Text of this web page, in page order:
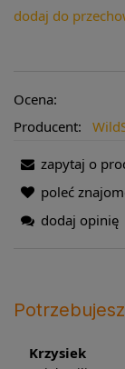
dodaj do
Ocena:
Producent:
zapytaj o
poleć
dodaj opinię
Krzysiek